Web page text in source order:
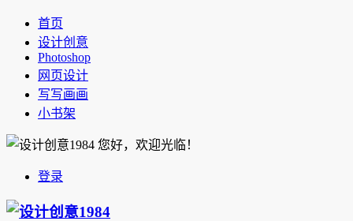
首页
设计创意
Photoshop
网页设计
写写画画
小书架
您好，欢迎光临！
登录